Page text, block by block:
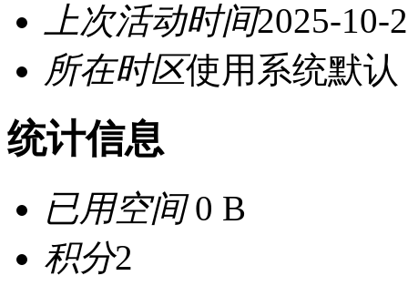
上次活动时间2025-10-
所在时区使用系统默认
统计信息
已用空间0 B
积分2